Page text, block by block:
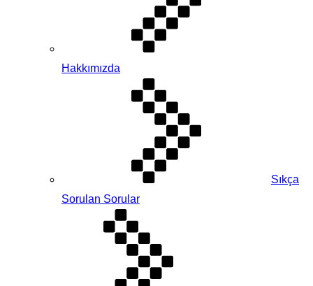
Hakkımızda
Sıkça
Sorulan Sorular